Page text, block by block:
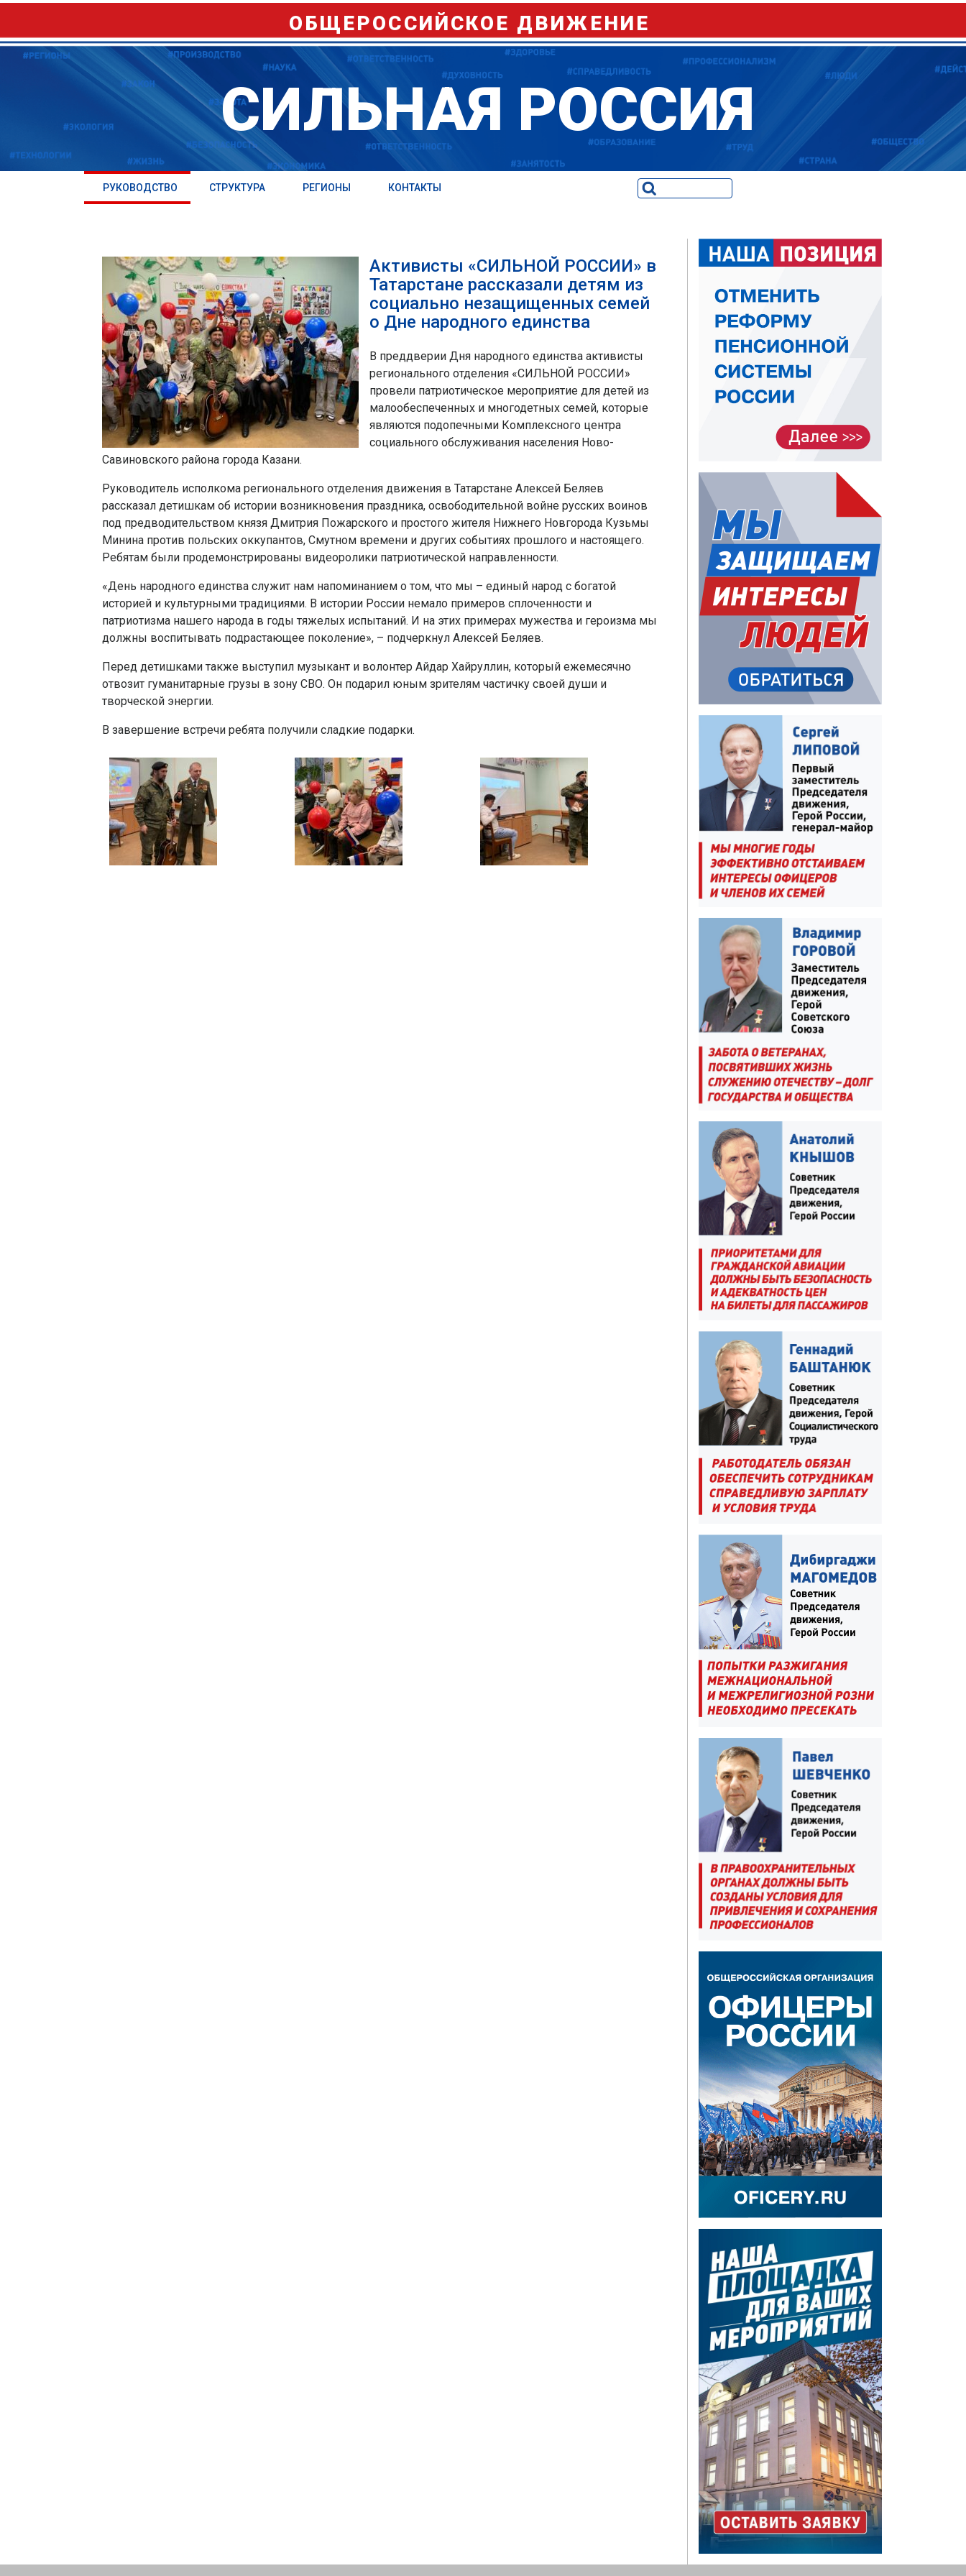
ОБЩЕРОССИЙСКОЕ ДВИЖЕНИЕ
СИЛЬНАЯ РОССИЯ
РУКОВОДСТВО СТРУКТУРА РЕГИОНЫ КОНТАКТЫ
Активисты «СИЛЬНОЙ РОССИИ» в
Татарстане рассказали детям из
социально незащищенных семей
о Дне народного единства
В преддверии Дня народного единства активисты
регионального отделения «СИЛЬНОЙ РОССИИ»
провели патриотическое мероприятие для детей из
малообеспеченных и многодетных семей, которые
являются подопечными Комплексного центра
социального обслуживания населения Ново-
Савиновского района города Казани.
Руководитель исполкома регионального отделения движения в Татарстане Алексей Беляев
рассказал детишкам об истории возникновения праздника, освободительной войне русских воинов
под предводительством князя Дмитрия Пожарского и простого жителя Нижнего Новгорода Кузьмы
Минина против польских оккупантов, Смутном времени и других событиях прошлого и настоящего.
Ребятам были продемонстрированы видеоролики патриотической направленности.
«День народного единства служит нам напоминанием о том, что мы – единый народ с богатой
историей и культурными традициями. В истории России немало примеров сплоченности и
патриотизма нашего народа в годы тяжелых испытаний. И на этих примерах мужества и героизма мы
должны воспитывать подрастающее поколение», – подчеркнул Алексей Беляев.
Перед детишками также выступил музыкант и волонтер Айдар Хайруллин, который ежемесячно
отвозит гуманитарные грузы в зону СВО. Он подарил юным зрителям частичку своей души и
творческой энергии.
В завершение встречи ребята получили сладкие подарки.